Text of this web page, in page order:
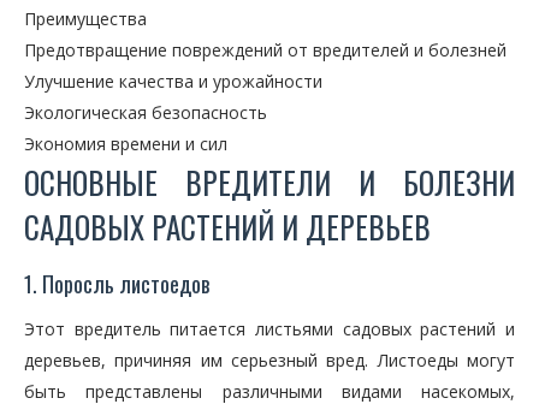
Преимущества
Предотвращение повреждений от вредителей и болезней
Улучшение качества и урожайности
Экологическая безопасность
Экономия времени и сил
ОСНОВНЫЕ ВРЕДИТЕЛИ И БОЛЕЗНИ
САДОВЫХ РАСТЕНИЙ И ДЕРЕВЬЕВ
1. Поросль листоедов
Этот вредитель питается листьями садовых растений и
деревьев, причиняя им серьезный вред. Листоеды могут
быть представлены различными видами насекомых,